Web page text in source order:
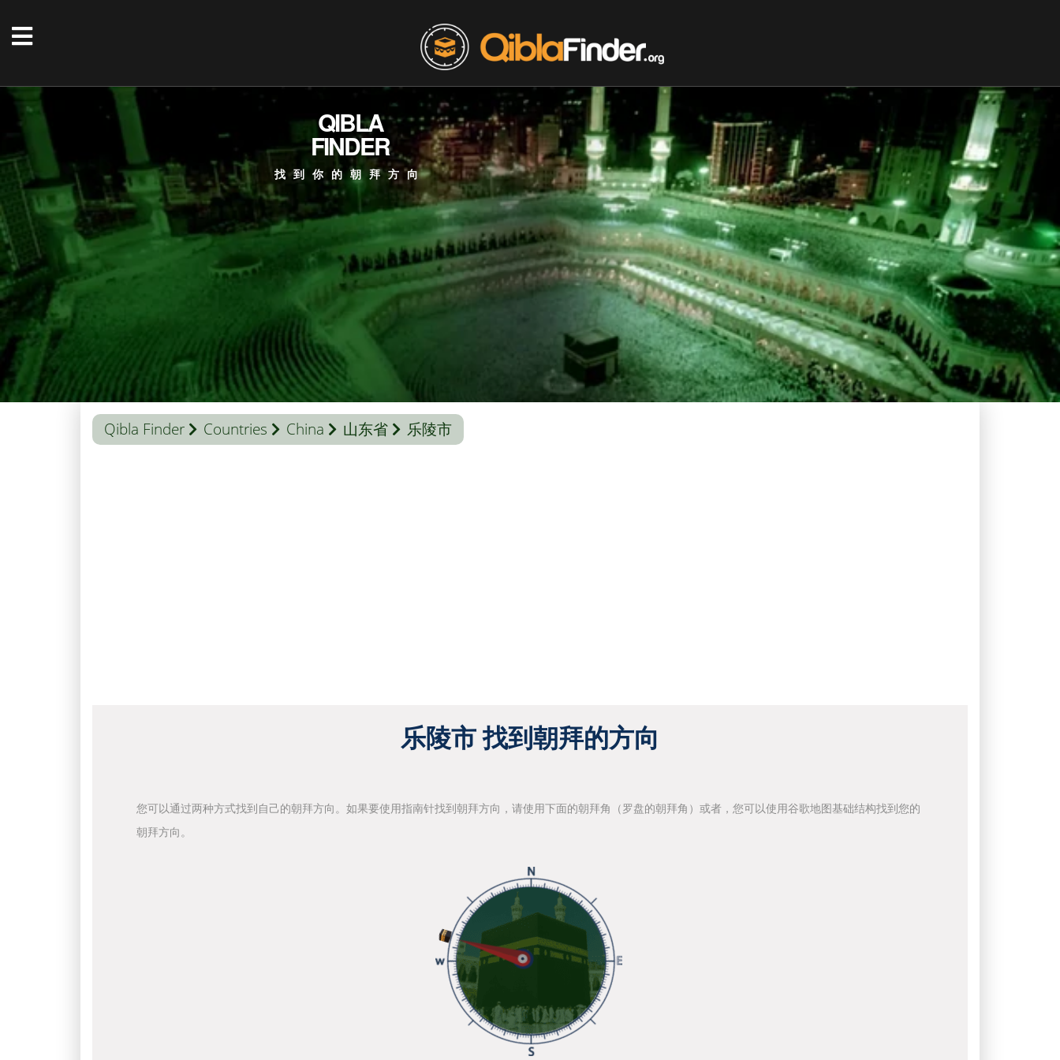
QIBLA
FINDER
找到你的朝拜方向
Qibla Finder Countries China 山东省 乐陵市
乐陵市 找到朝拜的方向
您可以通过两种方式找到自己的朝拜方向。如果要使用指南针找到朝拜方向，请使用下面的朝拜角（罗盘的朝拜角）或者，您可以使用谷歌地图基础结构找到您的
朝拜方向。